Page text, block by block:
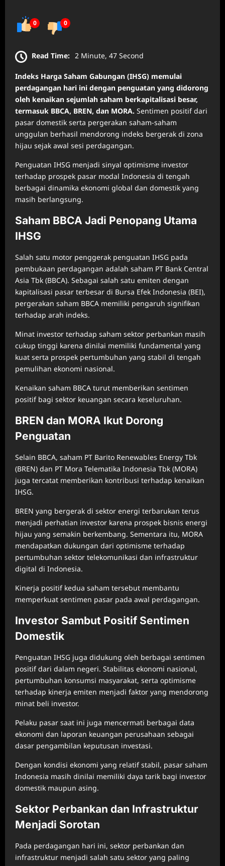
0 0
Read Time: 2 Minute, 47 Second
Indeks Harga Saham Gabungan (IHSG) memulai
perdagangan hari ini dengan penguatan yang didorong
oleh kenaikan sejumlah saham berkapitalisasi besar,
termasuk BBCA, BREN, dan MORA. Sentimen positif dari
pasar domestik serta pergerakan saham-saham
unggulan berhasil mendorong indeks bergerak di zona
hijau sejak awal sesi perdagangan.
Penguatan IHSG menjadi sinyal optimisme investor
terhadap prospek pasar modal Indonesia di tengah
berbagai dinamika ekonomi global dan domestik yang
masih berlangsung.
Saham BBCA Jadi Penopang Utama
IHSG
Salah satu motor penggerak penguatan IHSG pada
pembukaan perdagangan adalah saham PT Bank Central
Asia Tbk (BBCA). Sebagai salah satu emiten dengan
kapitalisasi pasar terbesar di Bursa Efek Indonesia (BEI),
pergerakan saham BBCA memiliki pengaruh signifikan
terhadap arah indeks.
Minat investor terhadap saham sektor perbankan masih
cukup tinggi karena dinilai memiliki fundamental yang
kuat serta prospek pertumbuhan yang stabil di tengah
pemulihan ekonomi nasional.
Kenaikan saham BBCA turut memberikan sentimen
positif bagi sektor keuangan secara keseluruhan.
BREN dan MORA Ikut Dorong
Penguatan
Selain BBCA, saham PT Barito Renewables Energy Tbk
(BREN) dan PT Mora Telematika Indonesia Tbk (MORA)
juga tercatat memberikan kontribusi terhadap kenaikan
IHSG.
BREN yang bergerak di sektor energi terbarukan terus
menjadi perhatian investor karena prospek bisnis energi
hijau yang semakin berkembang. Sementara itu, MORA
mendapatkan dukungan dari optimisme terhadap
pertumbuhan sektor telekomunikasi dan infrastruktur
digital di Indonesia.
Kinerja positif kedua saham tersebut membantu
memperkuat sentimen pasar pada awal perdagangan.
Investor Sambut Positif Sentimen
Domestik
Penguatan IHSG juga didukung oleh berbagai sentimen
positif dari dalam negeri. Stabilitas ekonomi nasional,
pertumbuhan konsumsi masyarakat, serta optimisme
terhadap kinerja emiten menjadi faktor yang mendorong
minat beli investor.
Pelaku pasar saat ini juga mencermati berbagai data
ekonomi dan laporan keuangan perusahaan sebagai
dasar pengambilan keputusan investasi.
Dengan kondisi ekonomi yang relatif stabil, pasar saham
Indonesia masih dinilai memiliki daya tarik bagi investor
domestik maupun asing.
Sektor Perbankan dan Infrastruktur
Menjadi Sorotan
Pada perdagangan hari ini, sektor perbankan dan
infrastruktur menjadi salah satu sektor yang paling